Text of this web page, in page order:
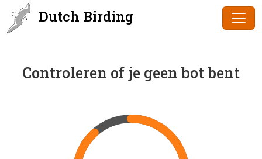
Dutch Birding
Controleren of je geen bot bent